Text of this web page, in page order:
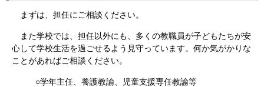
まずは、担任にご相談ください。
また学校では、担任以外にも、多くの教職員が子どもたちが安
心して学校生活を過ごせるよう見守っています。何か気がかりな
ことがあればご相談ください。
○学年主任、養護教諭、児童支援専任教諭等